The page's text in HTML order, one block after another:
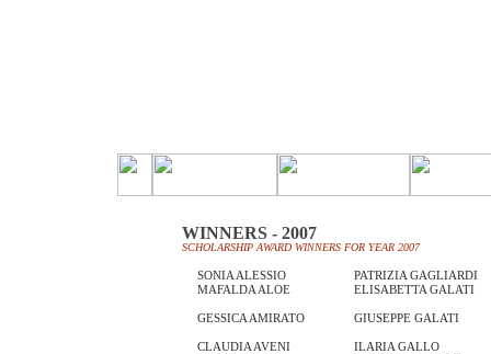
WINNERS - 2007
SCHOLARSHIP AWARD WINNERS FOR YEAR 2007
SONIA ALESSIO
PATRIZIA GAGLIARDI
MAFALDA ALOE
ELISABETTA GALATI
GESSICA AMIRATO GIUSEPPE GALATI
CLAUDIA AVENI
ILARIA GALLO